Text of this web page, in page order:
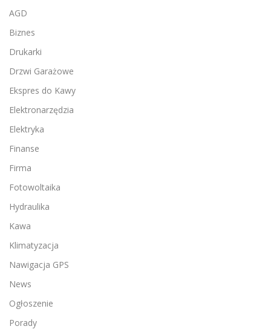
AGD
Biznes
Drukarki
Drzwi Garażowe
Ekspres do Kawy
Elektronarzędzia
Elektryka
Finanse
Firma
Fotowoltaika
Hydraulika
Kawa
Klimatyzacja
Nawigacja GPS
News
Ogłoszenie
Porady